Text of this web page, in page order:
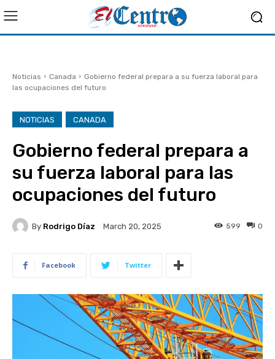
Noticias Canada
Gobierno federal prepara a su fuerza laboral para
las ocupaciones del futuro
NOTICIAS CANADA
Gobierno federal prepara a
su fuerza laboral para las
ocupaciones del futuro
By Rodrigo Díaz March 20, 2025 0
599
Facebook Twitter